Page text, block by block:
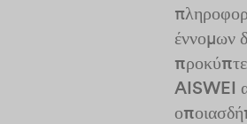
έννομων
AISWEI